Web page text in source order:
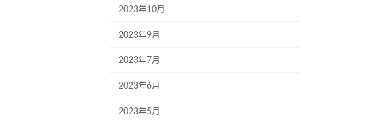
2023年10月
2023年9月
2023年7月
2023年6月
2023年5月